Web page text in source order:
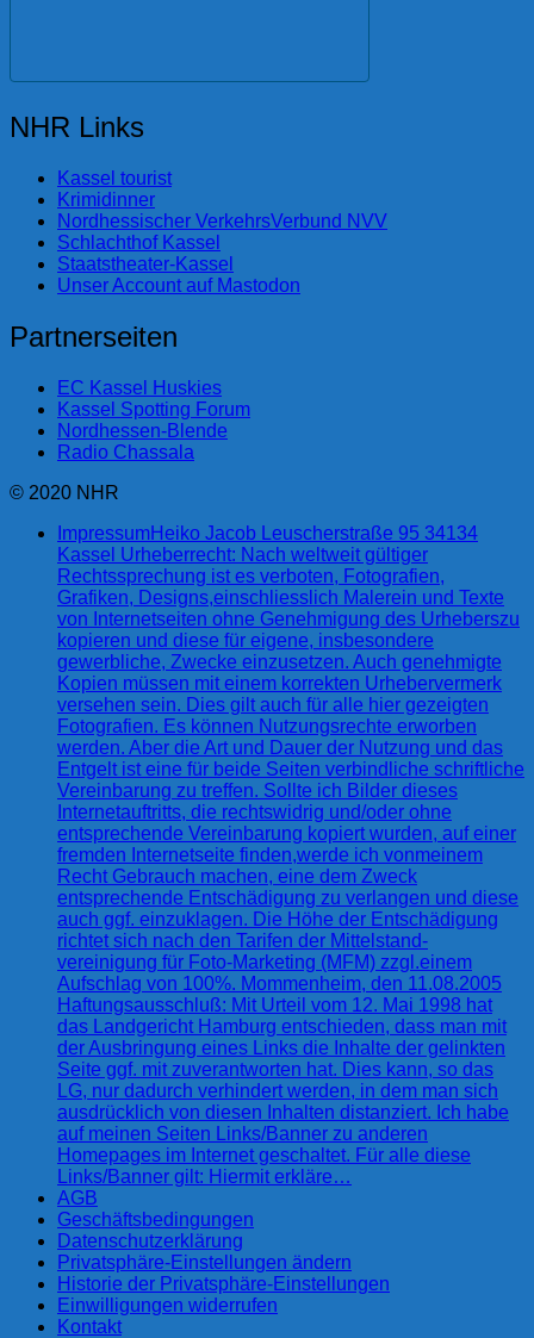
NHR Links
Kassel tourist
Krimidinner
Nordhessischer VerkehrsVerbund NVV
Schlachthof Kassel
Staatstheater-Kassel
Unser Account auf Mastodon
Partnerseiten
EC Kassel Huskies
Kassel Spotting Forum
Nordhessen-Blende
Radio Chassala
© 2020 NHR
ImpressumHeiko Jacob Leuscherstraße 95 34134
Kassel Urheberrecht: Nach weltweit gültiger
Rechtssprechung ist es verboten, Fotografien,
Grafiken, Designs,einschliesslich Malerein und Texte
von Internetseiten ohne Genehmigung des Urheberszu
kopieren und diese für eigene, insbesondere
gewerbliche, Zwecke einzusetzen. Auch genehmigte
Kopien müssen mit einem korrekten Urhebervermerk
versehen sein. Dies gilt auch für alle hier gezeigten
Fotografien. Es können Nutzungsrechte erworben
werden. Aber die Art und Dauer der Nutzung und das
Entgelt ist eine für beide Seiten verbindliche schriftliche
Vereinbarung zu treffen. Sollte ich Bilder dieses
Internetauftritts, die rechtswidrig und/oder ohne
entsprechende Vereinbarung kopiert wurden, auf einer
fremden Internetseite finden,werde ich vonmeinem
Recht Gebrauch machen, eine dem Zweck
entsprechende Entschädigung zu verlangen und diese
auch ggf. einzuklagen. Die Höhe der Entschädigung
richtet sich nach den Tarifen der Mittelstand-
vereinigung für Foto-Marketing (MFM) zzgl.einem
Aufschlag von 100%. Mommenheim, den 11.08.2005
Haftungsausschluß: Mit Urteil vom 12. Mai 1998 hat
das Landgericht Hamburg entschieden, dass man mit
der Ausbringung eines Links die Inhalte der gelinkten
Seite ggf. mit zuverantworten hat. Dies kann, so das
LG, nur dadurch verhindert werden, in dem man sich
ausdrücklich von diesen Inhalten distanziert. Ich habe
auf meinen Seiten Links/Banner zu anderen
Homepages im Internet geschaltet. Für alle diese
Links/Banner gilt: Hiermit erkläre…
AGB
Geschäftsbedingungen
Datenschutzerklärung
Privatsphäre-Einstellungen ändern
Historie der Privatsphäre-Einstellungen
Einwilligungen widerrufen
Kontakt